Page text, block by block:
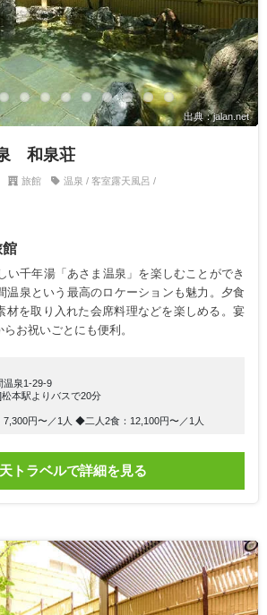
出典：jalan.net
和泉荘
旅館 温泉 / 客室露天風呂 /
館
い千年湯「あさま温泉」を楽しむことができ
温泉という最高のロケーションも魅力。夕食
材を取り入れた会席料理などを楽しめる。宴
お祝いごとにも便利。
温泉1-29-9
本駅よりバスで20分
円〜／1人 ◆二人2食：12,100円〜／1人
トラベルで詳細を見る